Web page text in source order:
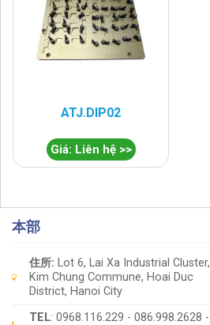
ATJ.DIP02
Giá: Liên hệ >>
本部
住所: Lot 6, Lai Xa Industrial Cluster,
Kim Chung Commune, Hoai Duc
District, Hanoi City
TEL: 0968.116.229 - 086.998.2628 -